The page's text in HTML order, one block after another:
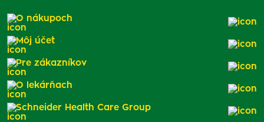
O nákupoch
Môj účet
Pre zákazníkov
O lekárňach
Schneider Health Care Group